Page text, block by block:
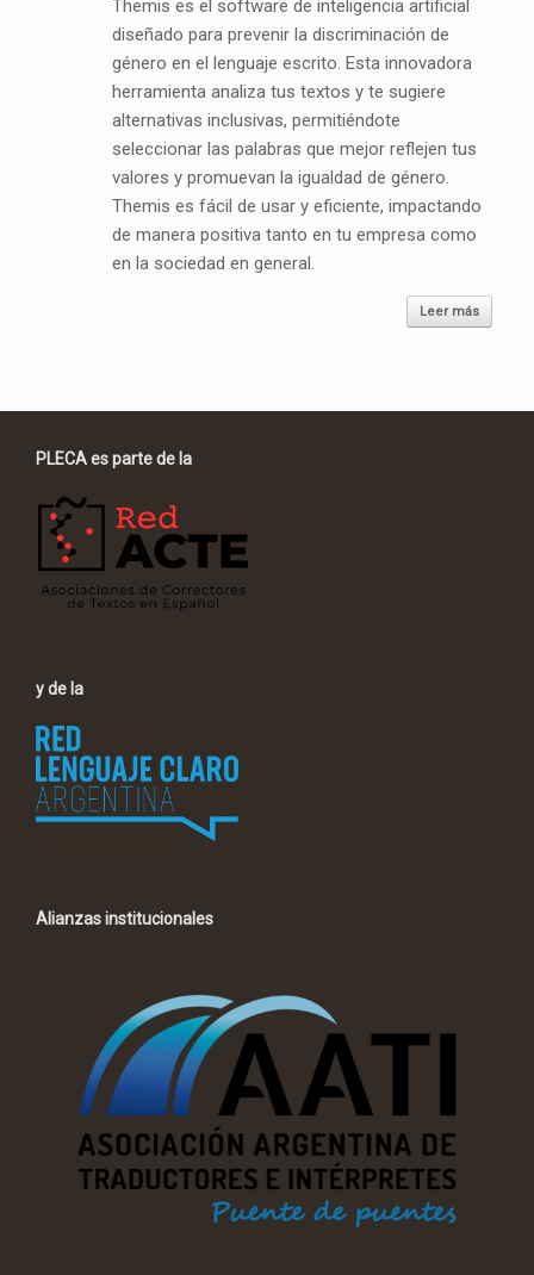
Themis es el software de inteligencia artificial
diseñado para prevenir la discriminación de
género en el lenguaje escrito. Esta innovadora
herramienta analiza tus textos y te sugiere
alternativas inclusivas, permitiéndote
seleccionar las palabras que mejor reflejen tus
valores y promuevan la igualdad de género.
Themis es fácil de usar y eficiente, impactando
de manera positiva tanto en tu empresa como
en la sociedad en general.
Leer más
PLECA es parte de la
y de la
Alianzas institucionales